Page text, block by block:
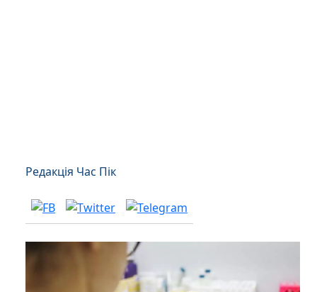
Редакція Час Пік